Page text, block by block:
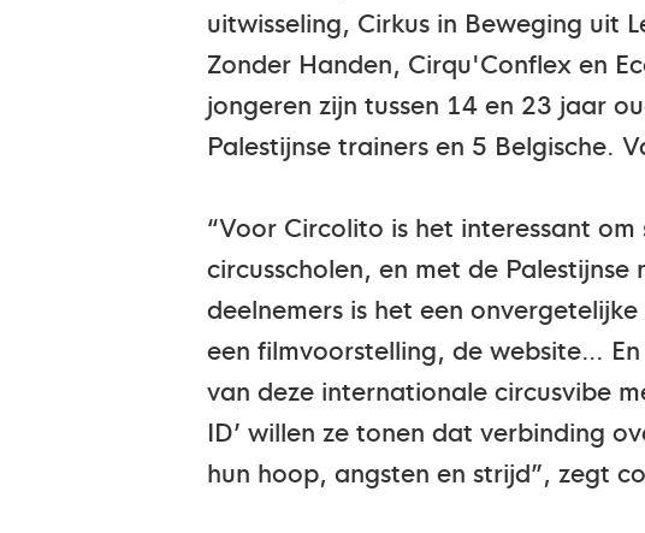
uitwisseling, Cirkus in Beweging uit
Zonder Handen, Cirqu'Conflex en
jongeren zijn tussen 14 en 23 jaar
Palestijnse trainers en 5 Belgische.
“Voor Circolito is het interessant
circusscholen, en met de
deelnemers is het een
een filmvoorstelling, de website…
van deze internationale circusvibe
ID’ willen ze tonen dat verbinding
hun hoop, angsten en strijd”, zegt